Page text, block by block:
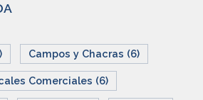
Campos y Chacras (6)
Comerciales (6)